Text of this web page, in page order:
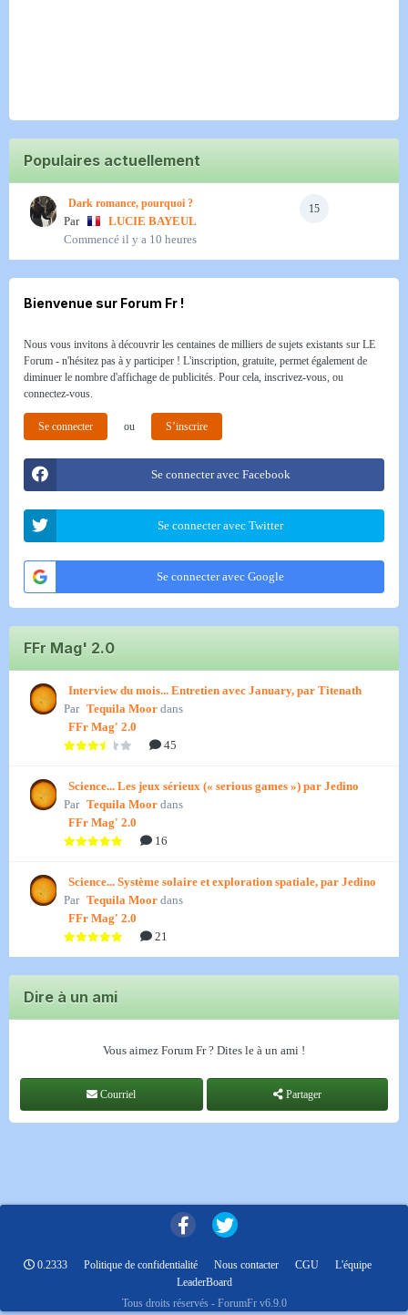
Populaires actuellement
15
Dark romance, pourquoi ?
Par
LUCIE BAYEUL
Commencé il y a 10 heures
Bienvenue sur Forum Fr !
Nous vous invitons à découvrir les centaines de milliers de sujets existants sur LE
Forum - n'hésitez pas à y participer ! L'inscription, gratuite, permet également de
diminuer le nombre d'affichage de publicités. Pour cela, inscrivez-vous, ou
connectez-vous.
Se connecter ou S’inscrire
Se connecter avec Facebook
Se connecter avec Twitter
Se connecter avec Google
FFr Mag' 2.0
Interview du mois... Entretien avec January, par Titenath
Par Tequila Moor dans
FFr Mag' 2.0
45
Science... Les jeux sérieux (« serious games ») par Jedino
Par Tequila Moor dans
FFr Mag' 2.0
16
Science... Système solaire et exploration spatiale, par Jedino
Par Tequila Moor dans
FFr Mag' 2.0
21
Dire à un ami
Vous aimez Forum Fr ? Dites le à un ami !
Courriel Partager
0.2333 Politique de confidentialité Nous contacter CGU
L'équipe
LeaderBoard
Tous droits réservés - ForumFr v6.9.0